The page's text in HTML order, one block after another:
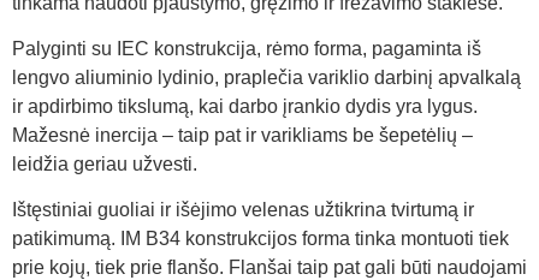
Palyginti su IEC konstrukcija, rėmo forma, pagaminta iš
lengvo aliuminio lydinio, praplečia variklio darbinį apvalkalą
ir apdirbimo tikslumą, kai darbo įrankio dydis yra lygus.
Mažesnė inercija – taip pat ir varikliams be šepetėlių –
leidžia geriau užvesti.
Ištęstiniai guoliai ir išėjimo velenas užtikrina tvirtumą ir
patikimumą.
IM B34 konstrukcijos forma tinka montuoti tiek
prie kojų, tiek prie flanšo. Flanšai taip pat gali būti naudojami